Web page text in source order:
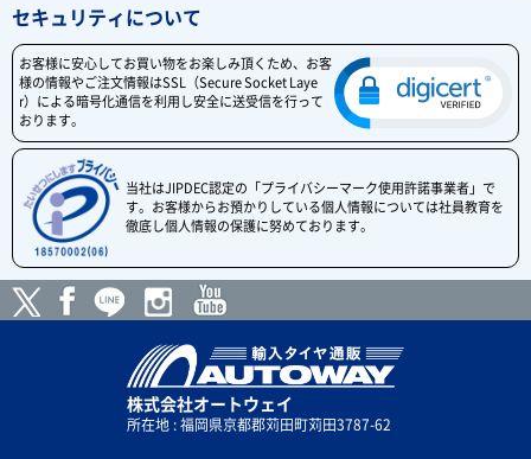
セキュリティについて
お客様に安心してお買い物をお楽しみ頂くため、お客
様の情報やご注文情報はSSL（Secure Socket Laye
r）による暗号化通信を利用し安全に送受信を行って
おります。
当社はJIPDEC認定の「プライバシーマーク使用許諾事業者」で
す。お客様からお預かりしている個人情報については社員教育を
徹底し個人情報の保護に努めております。
株式会社オートウェイ
所在地 : 福岡県京都郡苅田町苅田3787-62